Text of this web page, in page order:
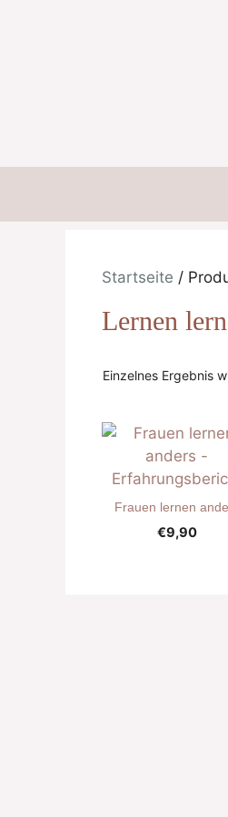
Startseite /
Lernen
Einzelnes Ergebnis
Frauen lernen
€9,90